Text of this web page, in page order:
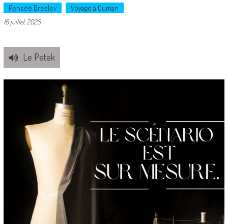
Pensée Breslev
Voyage à Ouman
16 juillet 2025
Le Petek